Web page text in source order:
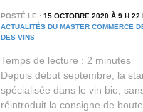
POSTÉ LE : 15 OCTOBRE 2020 À 9 H
ACTUALITÉS DU MASTER COMMERCE
DES VINS
Temps de lecture : 2 minutes
Depuis début septembre, la
spécialisée dans le vin bio,
réintroduit la consigne de